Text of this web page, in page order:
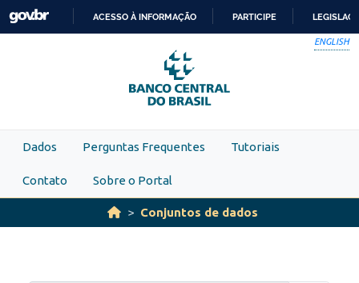
Skip to main content
PARA
O
CONTEÚDO
ACESSO À INFORMAÇÃO PARTICIPE
ENGLISH
Dados Perguntas Frequentes Tutoriais
Contato Sobre o Portal
Conjuntos de dados